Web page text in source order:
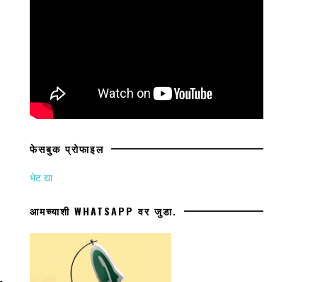
फेसबुक प्रोफाइल
भेट द्या
आमच्याशी WHATSAPP वर जुडा.